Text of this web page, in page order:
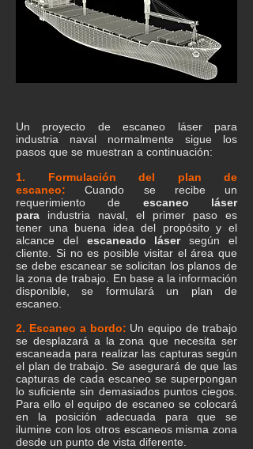
Un proyecto de escaneo láser para
industria naval normalmente sigue los
pasos que se muestran a continuación:
1. Formulación del plan de
escaneo:Cuando se recibe un
requerimiento de escaneo láser
para industria naval, el primer paso es
tener una buena idea del propósito y el
alcance del escaneado lásersegún el
cliente. Si no es posible visitar el área que
se debe escanear se solicitan los planos de
la zona de trabajo. En base a la información
disponible, se formulará un plan de
escaneo.
2. Escaneo a bordo: Un equipo de trabajo
se desplazará a la zona que necesita ser
escaneada para realizar las capturas según
el plan de trabajo. Se asegurará de que las
capturas de cada escaneo se superpongan
lo suficiente sin demasiados puntos ciegos.
Para ello el equipo de escaneo se colocará
en la posición adecuada para que se
ilumine con los otros escaneos misma zona
desde un punto de vista diferente.